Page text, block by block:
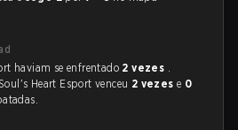
haviam se enfrentado 2 vezes .
Heart Esport venceu 2 vezese 0